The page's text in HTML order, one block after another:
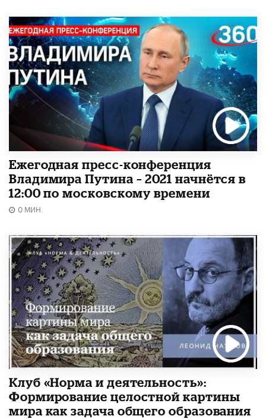
Ежегодная пресс-конференция
Владимира Путина – 2021 начнётся в
12:00 по московскому времени
0 МИН.
Клуб «Норма и деятельность»:
Формирование целостной картины
мира как задача общего образования